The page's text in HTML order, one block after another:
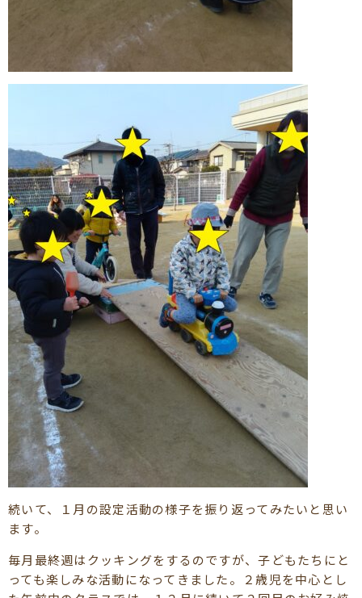
続いて、１月の設定活動の様子を振り返ってみたいと思い
ます。
毎月最終週はクッキングをするのですが、子どもたちにと
っても楽しみな活動になってきました。２歳児を中心とし